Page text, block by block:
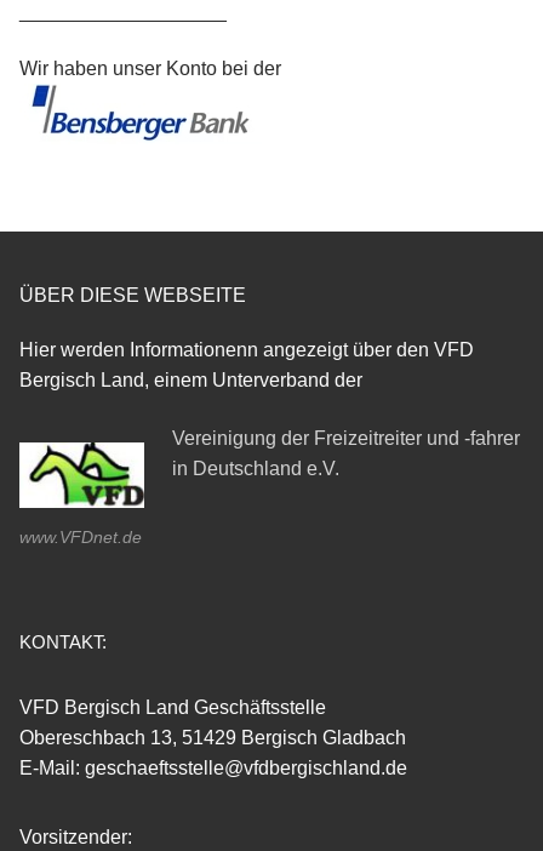
Wir haben unser Konto bei der
ÜBER DIESE WEBSEITE
Hier werden Informationenn angezeigt über den VFD
Bergisch Land, einem Unterverband der
www.VFDnet.de
Vereinigung der Freizeitreiter und -fahrer
in Deutschland e.V.
KONTAKT:
VFD Bergisch Land Geschäftsstelle
Obereschbach 13, 51429 Bergisch Gladbach
E-Mail: geschaeftsstelle@vfdbergischland.de
Vorsitzender: